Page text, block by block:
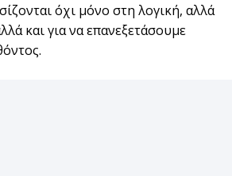
όχι μόνο στη λογική, αλλά
και για να επανεξετάσουμε